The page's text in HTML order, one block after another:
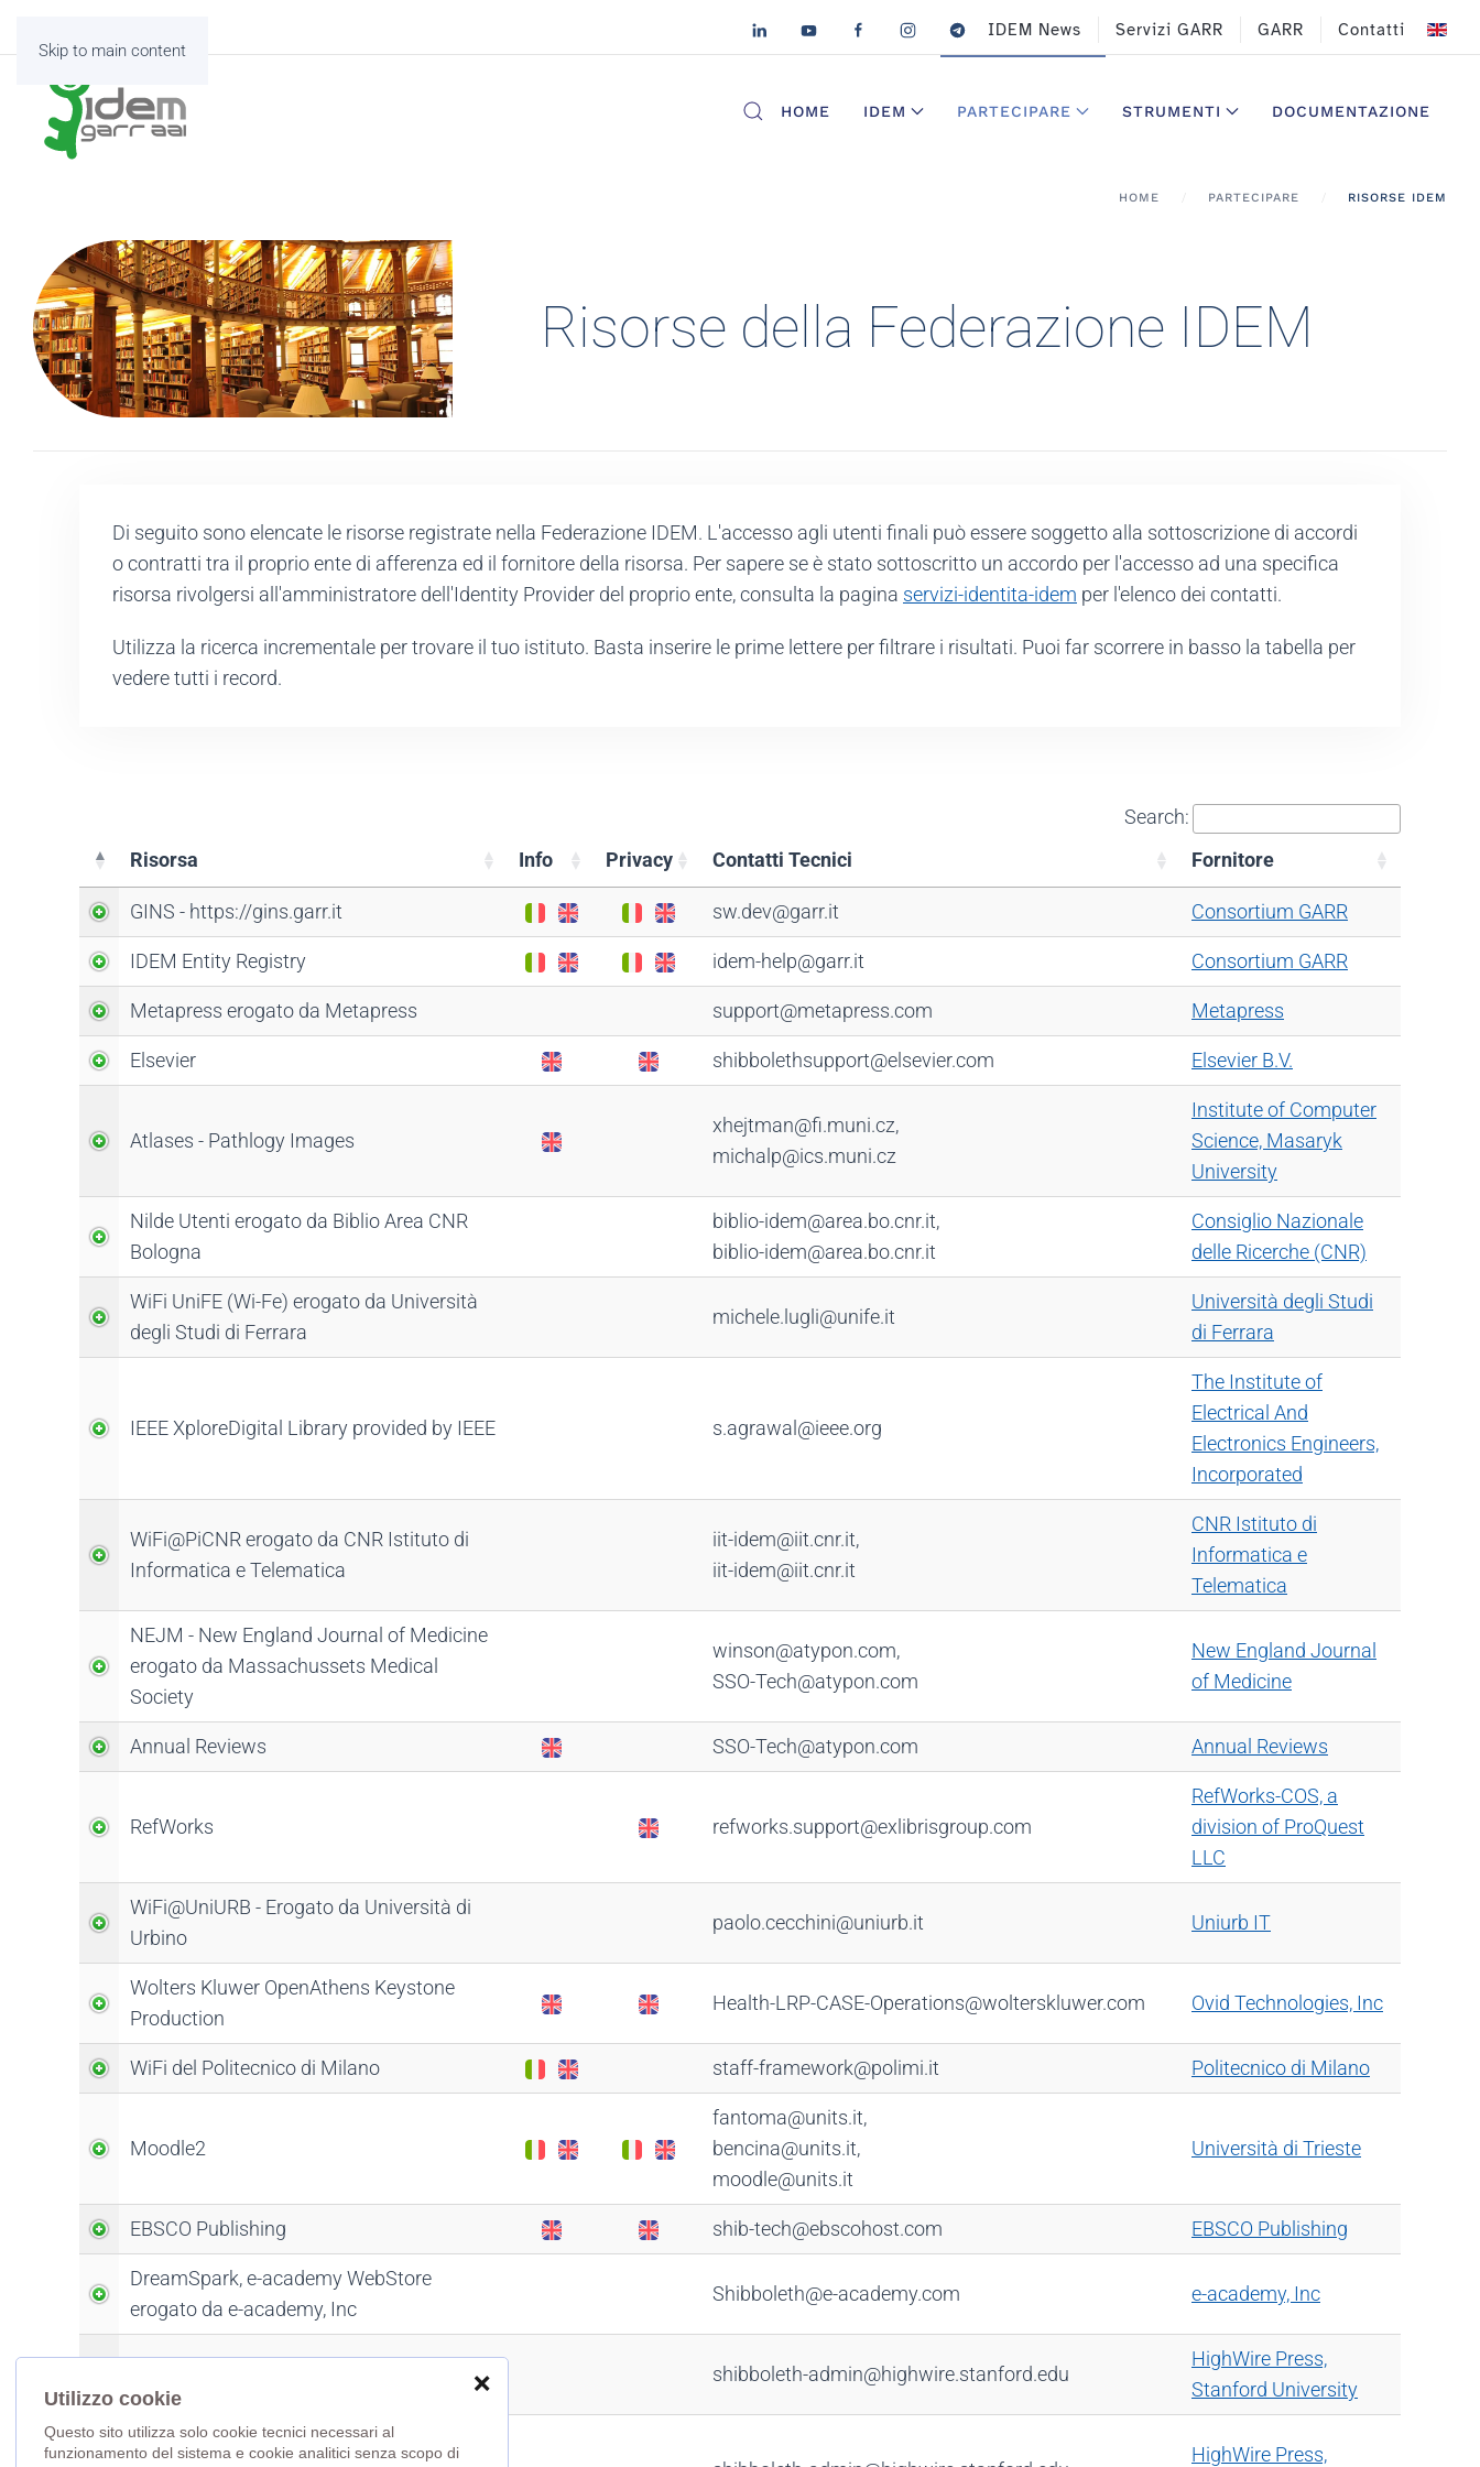
Utilizzo cookie
Questo sito utilizza solo cookie tecnici necessari al
funzionamento del sistema e cookie analitici senza scopo di
❌
Skip to main content
IDEM News Servizi GARR GARR Contatti
HOME IDEM PARTECIPARE STRUMENTI DOCUMENTAZIONE
HOME PARTECIPARE RISORSE IDEM
Risorse della Federazione IDEM
Di seguito sono elencate le risorse registrate nella Federazione IDEM. L'accesso agli utenti finali può essere soggetto alla sottoscrizione di accordi
o contratti tra il proprio ente di afferenza ed il fornitore della risorsa. Per sapere se è stato sottoscritto un accordo per l'accesso ad una specifica
risorsa rivolgersi all'amministratore dell'Identity Provider del proprio ente, consulta la pagina servizi-identita-idem per l'elenco dei contatti.
Utilizza la ricerca incrementale per trovare il tuo istituto. Basta inserire le prime lettere per filtrare i risultati. Puoi far scorrere in basso la tabella per
vedere tutti i record.
Search:
Risorsa
Info Privacy Contatti Tecnici
Fornitore
Risorsa
Info Privacy Contatti Tecnici Fornitore
GINS - https://gins.garr.it sw.dev@garr.it Consortium GARR
IDEM Entity Registry idem-help@garr.it Consortium GARR
Metapress erogato da Metapress support@metapress.com Metapress
Elsevier shibbolethsupport@elsevier.com Elsevier B.V.
Atlases - Pathlogy Images
xhejtman@fi.muni.cz,
michalp@ics.muni.cz
Institute of Computer
Science, Masaryk
University
Nilde Utenti erogato da Biblio Area CNR
Bologna
biblio-idem@area.bo.cnr.it,
biblio-idem@area.bo.cnr.it
Consiglio Nazionale
delle Ricerche (CNR)
WiFi UniFE (Wi-Fe) erogato da Università
degli Studi di Ferrara
michele.lugli@unife.it
Università degli Studi
di Ferrara
IEEE XploreDigital Library provided by IEEE s.agrawal@ieee.org
The Institute of
Electrical And
Electronics Engineers,
Incorporated
WiFi@PiCNR erogato da CNR Istituto di
Informatica e Telematica
iit-idem@iit.cnr.it,
iit-idem@iit.cnr.it
CNR Istituto di
Informatica e
Telematica
NEJM - New England Journal of Medicine
erogato da Massachussets Medical
Society
winson@atypon.com,
SSO-Tech@atypon.com
New England Journal
of Medicine
Annual Reviews SSO-Tech@atypon.com Annual Reviews
RefWorks refworks.support@exlibrisgroup.com
RefWorks-COS, a
division of ProQuest
LLC
WiFi@UniURB - Erogato da Università di
Urbino
paolo.cecchini@uniurb.it Uniurb IT
Wolters Kluwer OpenAthens Keystone
Production
Health-LRP-CASE-Operations@wolterskluwer.com Ovid Technologies, Inc
WiFi del Politecnico di Milano staff-framework@polimi.it Politecnico di Milano
Moodle2
fantoma@units.it,
bencina@units.it,
moodle@units.it
Università di Trieste
EBSCO Publishing shib-tech@ebscohost.com EBSCO Publishing
DreamSpark, e-academy WebStore
erogato da e-academy, Inc
Shibboleth@e-academy.com e-academy, Inc
shibboleth-admin@highwire.stanford.edu
HighWire Press,
Stanford University
Journals of the American Society of
HighWire Press,